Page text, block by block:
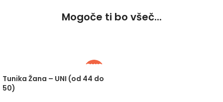
Mogoče ti bo všeč...
PLUS
-30%
Tunika Žana – UNI (od 44 do
50)